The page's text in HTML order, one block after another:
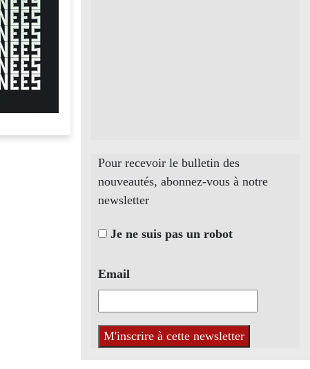
Pour recevoir le bulletin des
nouveautés, abonnez-vous à notre
newsletter
Je ne suis pas un robot
Email